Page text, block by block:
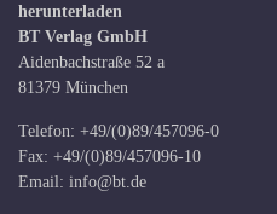
herunterladen
BT Verlag GmbH
Aidenbachstraße 52 a
81379 München
Telefon: +49/(0)89/457096-0
Fax: +49/(0)89/457096-10
Email: info@bt.de